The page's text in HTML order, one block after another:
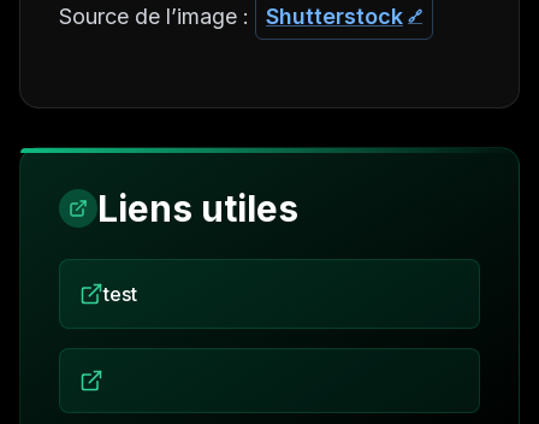
Source de l’image : Shutterstock
Liens utiles
test